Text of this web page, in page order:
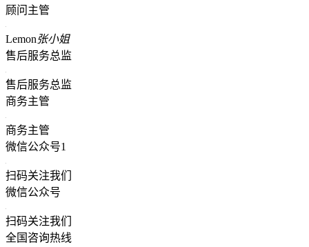
顾问主管
Lemon张小姐
售后服务总监
售后服务总监
商务主管
商务主管
微信公众号1
扫码关注我们
微信公众号
扫码关注我们
全国咨询热线